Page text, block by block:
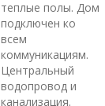
теплые полы. Дом
подключен ко
всем
коммуникациям.
Центральный
водопровод и
канализация.